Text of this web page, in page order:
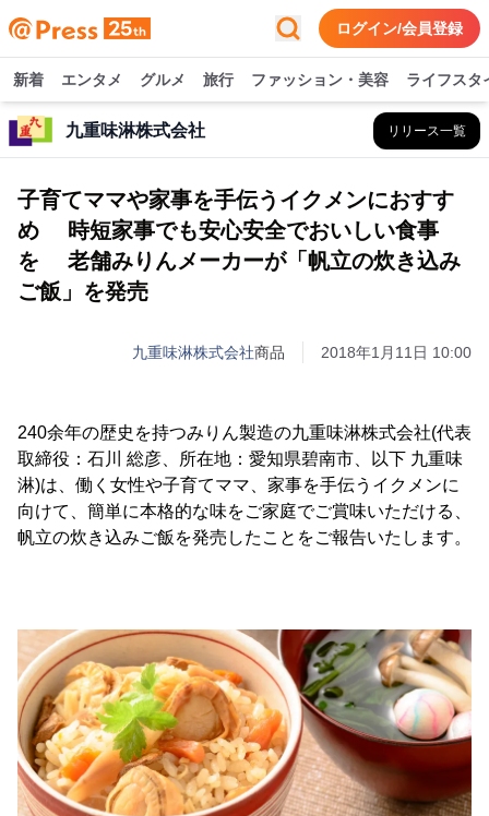
ログイン/会員登録
新着 エンタメ グルメ 旅行 ファッション・美容 ライフスタ
九重味淋株式会社 リリース一覧
子育てママや家事を手伝うイクメンにおすす
め 時短家事でも安心安全でおいしい食事
を 老舗みりんメーカーが「帆立の炊き込み
ご飯」を発売
九重味淋株式会社商品 2018年1月11日 10:00
240余年の歴史を持つみりん製造の九重味淋株式会社(代表
取締役：石川 総彦、所在地：愛知県碧南市、以下 九重味
淋)は、働く女性や子育てママ、家事を手伝うイクメンに
向けて、簡単に本格的な味をご家庭でご賞味いただける、
帆立の炊き込みご飯を発売したことをご報告いたします。